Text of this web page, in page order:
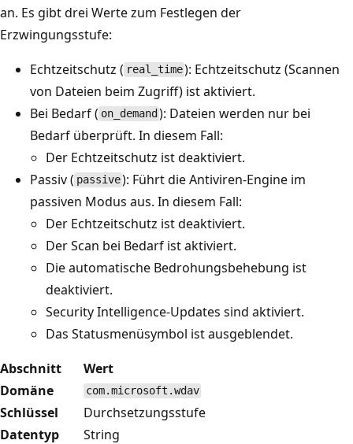
an. Es gibt drei Werte zum Festlegen der
Erzwingungsstufe:
Echtzeitschutz ( real_time): Echtzeitschutz (Scannen
von Dateien beim Zugriff) ist aktiviert.
Bei Bedarf ( on_demand ): Dateien werden nur bei
Bedarf überprüft. In diesem Fall:
Der Echtzeitschutz ist deaktiviert.
Passiv ( passive): Führt die Antiviren-Engine im
passiven Modus aus. In diesem Fall:
Der Echtzeitschutz ist deaktiviert.
Der Scan bei Bedarf ist aktiviert.
Die automatische Bedrohungsbehebung ist
deaktiviert.
Security Intelligence-Updates sind aktiviert.
Das Statusmenüsymbol ist ausgeblendet.
Abschnitt
Wert
Domäne
com.microsoft.wdav
Schlüssel
Durchsetzungsstufe
Datentyp
String